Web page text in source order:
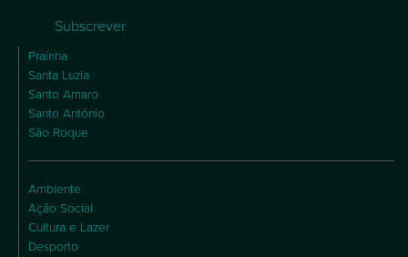
Subscrever
Praínha
Santa Luzia
Santo Amaro
Santo António
São Roque
Ambiente
Ação Social
Cultura e Lazer
Desporto